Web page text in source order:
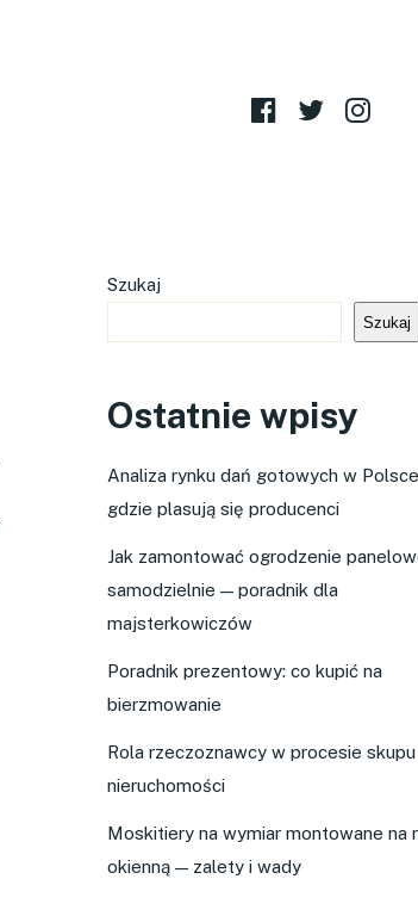
Szukaj
Szukaj
Ostatnie wpisy
Analiza rynku dań gotowych w
gdzie plasują się producenci
Jak zamontować ogrodzenie
samodzielnie — poradnik dla
majsterkowiczów
Poradnik prezentowy: co kupić na
bierzmowanie
Rola rzeczoznawcy w procesie skupu
nieruchomości
Moskitiery na wymiar montowane na
okienną — zalety i wady